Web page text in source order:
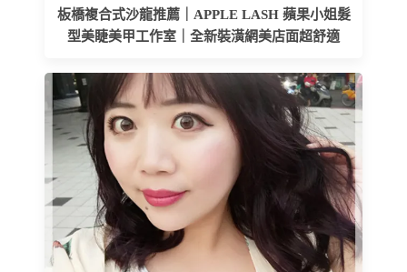
板橋複合式沙龍推薦｜APPLE LASH 蘋果小姐髮
型美睫美甲工作室｜全新裝潢網美店面超舒適